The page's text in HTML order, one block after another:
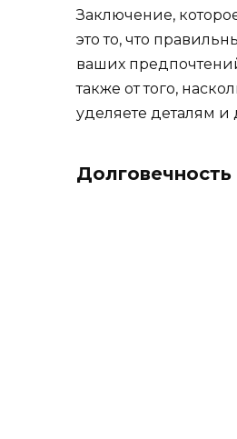
Заключение,
это то, что
ваших
также от того,
уделяете деталям и
Долговечность